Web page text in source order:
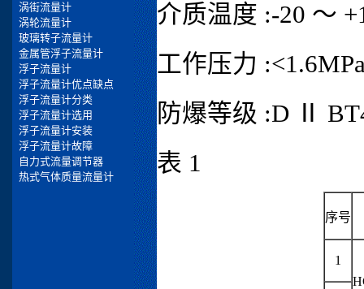
介质温度 :-20 ～
工作压力
防爆等级 :D Ⅱ
表 1
序号
1